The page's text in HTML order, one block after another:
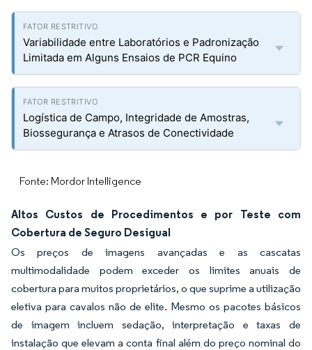
Variabilidade entre Laboratórios e Padronização
Limitada em Alguns Ensaios de PCR Equino
Logística de Campo, Integridade de Amostras,
Biossegurança e Atrasos de Conectividade
Fonte: Mordor Intelligence
Altos Custos de Procedimentos e por Teste com
Cobertura de Seguro Desigual
Os preços de imagens avançadas e as cascatas
multimodalidade podem exceder os limites anuais de
cobertura para muitos proprietários, o que suprime a utilização
eletiva para cavalos não de elite. Mesmo os pacotes básicos
de imagem incluem sedação, interpretação e taxas de
instalação que elevam a conta final além do preço nominal do